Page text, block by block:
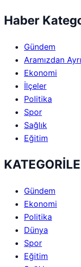
Haber
Gündem
Aramızdan
Ekonomi
İlçeler
Politika
Spor
Sağlık
Eğitim
Gündem
Ekonomi
Politika
Dünya
Spor
Eğitim